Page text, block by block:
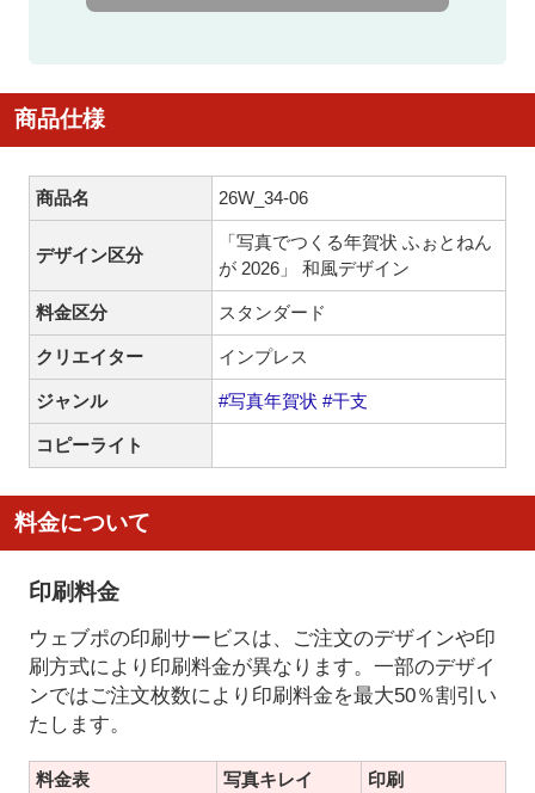
商品仕様
商品名 26W_34-06
デザイン区分
「写真でつくる年賀状 ふぉとねん
が 2026」 和風デザイン
料金区分 スタンダード
クリエイター インプレス
ジャンル #写真年賀状 #干支
コピーライト
料金について
印刷料金
ウェブポの印刷サービスは、ご注文のデザインや印
刷方式により印刷料金が異なります。一部のデザイ
ンではご注文枚数により印刷料金を最大50％割引い
たします。
料金表
写真キレイ
印刷